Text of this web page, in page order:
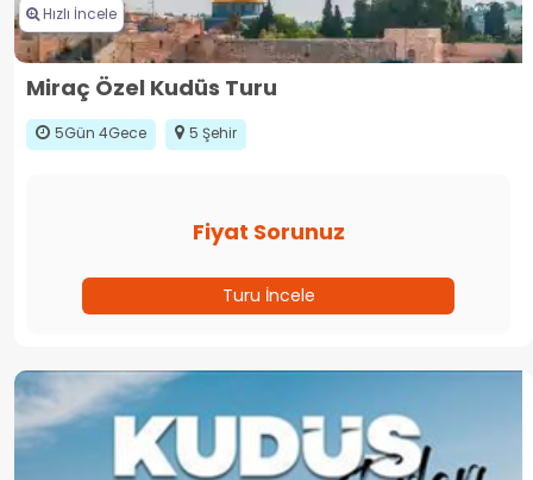
Hızlı İncele
Miraç Özel Kudüs Turu
5Gün 4Gece 5 Şehir
Fiyat Sorunuz
Turu İncele